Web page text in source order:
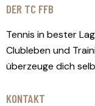
DER TC FFB
Tennis in bester
Clubleben und
überzeuge dich
KONTAKT